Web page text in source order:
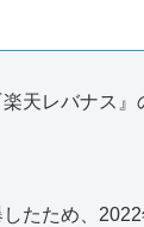
天レバナス
たため、